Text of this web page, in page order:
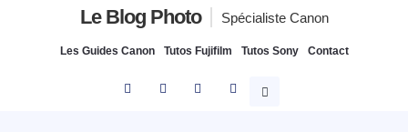
Le Blog Photo Spécialiste Canon
Les Guides Canon Tutos Fujifilm Tutos Sony Contact